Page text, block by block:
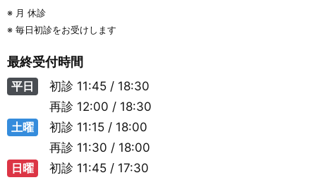
※ 月 休診
※ 毎日初診をお受けします
最終受付時間
平日 初診 11:45 / 18:30
再診 12:00 / 18:30
土曜
初診 11:15 / 18:00
再診 11:30 / 18:00
日曜
初診 11:45 / 17:30